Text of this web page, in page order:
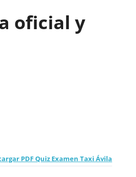
oficial y
PDF Quiz Examen Taxi Ávila